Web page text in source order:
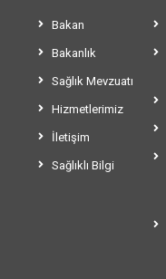
Bakan
Bakanlık
Sağlık Mevzuatı
Hizmetlerimiz
İletişim
Sağlıklı Bilgi